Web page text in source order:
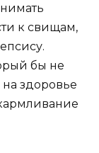
к свищам,
бы не
здоровье